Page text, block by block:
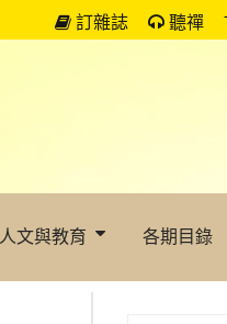
訂雜誌 聽禪
人文與教育 各期目錄